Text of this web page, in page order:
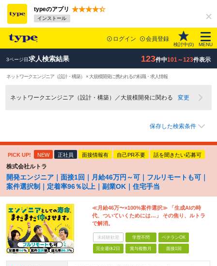
typeのアプリ
インストール
ログイン 会員登録
検討中(0) MENU
3ページ目求人検索結果 123件中101～123件表示
ネットワークエンジニア（設計・構築） × 大規模開発に携われるの転職・求人情報
ネットワークエンジニア（設計・構築）／大規模開発に関わる 変更
保存した検索条件
PICK UP! NEW 正社員 面接情報有 自己PR不要 話を聞きたい応募可
株式会社ルトラ
開発エンジニア｜面接1回｜月給46万円～可｜フルリモートも可｜
案件選択制｜定着率96％以上｜副業OK｜住宅手当
≪月給46万〜×100%案件選択≫ 「生成AIの時
代、ついていくためには…」 その焦り、ルトラ
で解消。
未経験歓迎 学歴不問 ベテランOK
完全週休2日 賞与複数月 面接1回